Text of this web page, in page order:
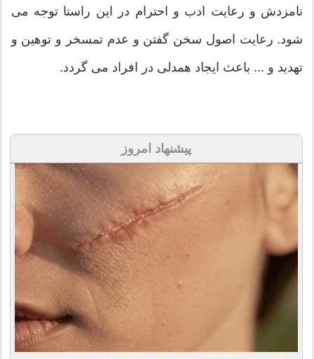
نامزدش و رعایت ادب و احترام در این راستا توجه می
شود. رعایت اصول سخن گفتن و عدم تمسخر و توهین و
تهدید و ... باعث ایجاد همدلی در افراد می گردد.
پیشنهاد امروز